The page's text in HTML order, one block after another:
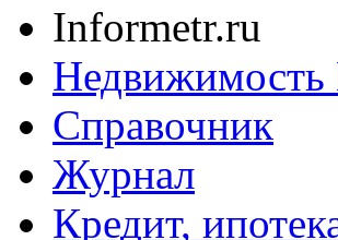
Informetr.ru
Недвижимость
Справочник
Журнал
Кредит,